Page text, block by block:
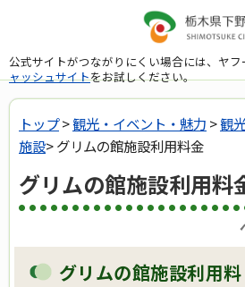
公式サイトがつながりにくい場合には、ヤ
ャッシュサイトをお試しください。
トップ>観光・イベント・魅力 >観
施設> グリムの館施設利用料金
グリムの館施設利用料
グリムの館施設利用料